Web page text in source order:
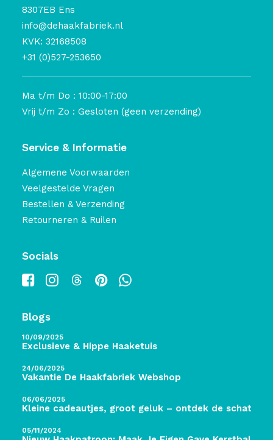
8307EB Ens
info@dehaakfabriek.nl
KVK: 32168508
+31 (0)527-253650
Ma t/m Do : 10:00-17:00
Vrij t/m Zo : Gesloten (geen verzending)
Service & Informatie
Algemene Voorwaarden
Veelgestelde Vragen
Bestellen & Verzending
Retourneren & Ruilen
Socials
Blogs
10/09/2025
Exclusieve & Hippe Haaketuis
24/06/2025
Vakantie De Haakfabriek Webshop
06/06/2025
Kleine cadeautjes, groot geluk – ontdek de schatten
05/11/2024